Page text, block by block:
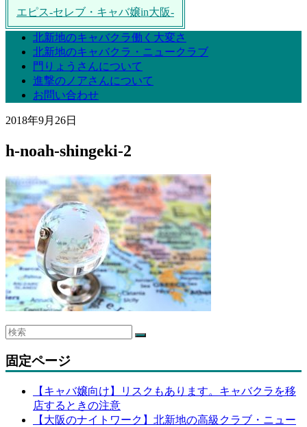
エピス-セレブ・キャバ嬢in大阪-
北新地のキャバクラ働く大変さ
北新地のキャバクラ・ニュークラブ
門りょうさんについて
進撃のノアさんについて
お問い合わせ
2018年9月26日
h-noah-shingeki-2
固定ページ
【キャバ嬢向け】リスクもあります。キャバクラを移
店するときの注意
【大阪のナイトワーク】北新地の高級クラブ・ニュー